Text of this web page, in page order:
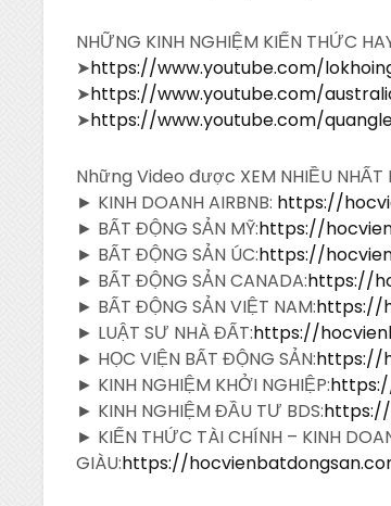
NHỮNG KINH NGHIỆM KIẾN THỨC
➤https://www.youtube.com/
➤https://www.youtube.com/
➤https://www.youtube.com/
Những Video được XEM NHIỀU NHẤT
► KINH DOANH AIRBNB: https://
► BẤT ĐỘNG SẢN MỸ:https://
► BẤT ĐỘNG SẢN ÚC:https://
► BẤT ĐỘNG SẢN CANADA:https://
► BẤT ĐỘNG SẢN VIỆT NAM:https://
► LUẬT SƯ NHÀ ĐẤT:https://
► HỌC VIỆN BẤT ĐỘNG SẢN:https://
► KINH NGHIỆM KHỞI NGHIỆP:
► KINH NGHIỆM ĐẦU TƯ BDS:https://
► KIẾN THỨC TÀI CHÍNH – KINH
GIÀU:https://